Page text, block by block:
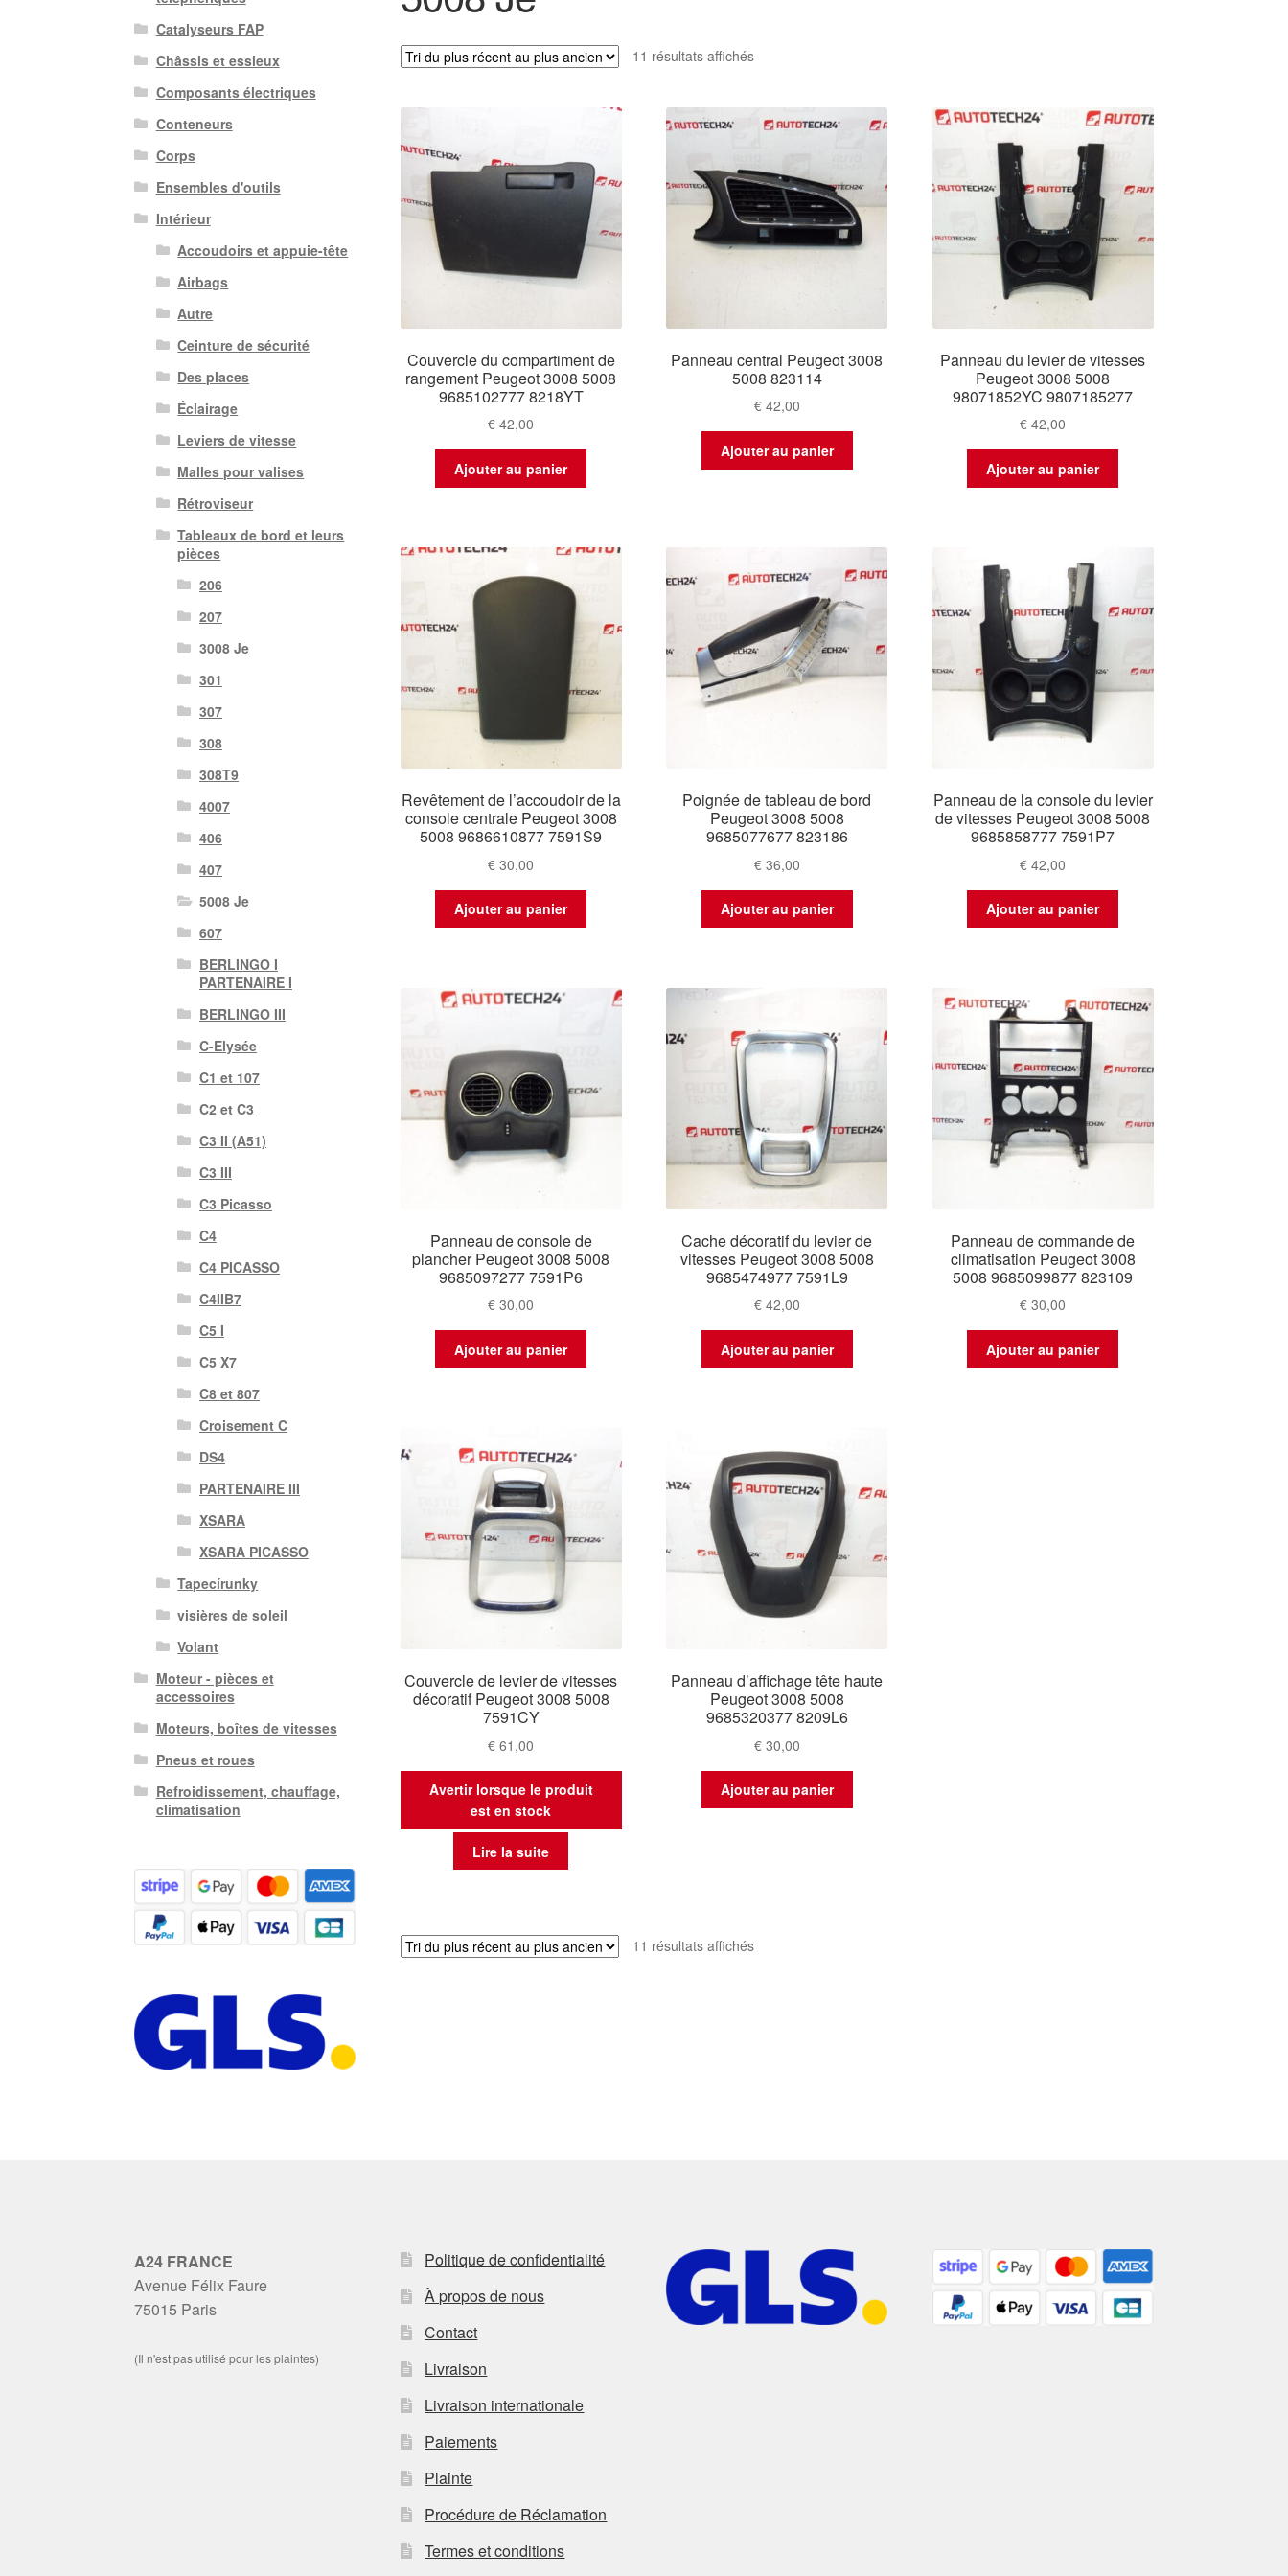
11 résultats affichésTrié
récent
ancien
Couvercle du compartiment de
rangement Peugeot 3008 5008
9685102777 8218YT
€ 42,00
Ajouter au panier
Panneau central Peugeot 3008
5008 823114
€42,00
Ajouter au panier
Panneau du levier de vitesses
Peugeot 3008 5008
98071852YC 9807185277
€ 42,00
Ajouter au panier
Revêtement de l’accoudoir de la
console centrale Peugeot 3008
5008 9686610877 7591S9
€ 30,00
Ajouter au panier
Poignée de tableau de bord
Peugeot 3008 5008
9685077677 823186
€36,00
Ajouter au panier
Panneau de la console du levier
de vitesses Peugeot 3008 5008
9685858777 7591P7
€ 42,00
Ajouter au panier
Panneau de console de
plancher Peugeot 3008 5008
9685097277 7591P6
€ 30,00
Ajouter au panier
Cache décoratif du levier de
vitesses Peugeot 3008 5008
9685474977 7591L9
€42,00
Ajouter au panier
Panneau de commande de
climatisation Peugeot 3008
5008 9685099877 823109
€ 30,00
Ajouter au panier
Couvercle de levier de vitesses
décoratif Peugeot 3008 5008
7591CY
€ 61,00
Avertir lorsque le produit
est en stock
Lire la suite
Panneau d’affichage tête haute
Peugeot 3008 5008
9685320377 8209L6
€30,00
Ajouter au panier
11 résultats affichésTrié
Catalyseurs FAP
Châssis et essieux
Composants électriques
Conteneurs
Corps
Ensembles d'outils
Intérieur
Accoudoirs et appuie-tête
Airbags
Autre
Ceinture de sécurité
Des places
Éclairage
Leviers de vitesse
Malles pour valises
Rétroviseur
Tableaux de bord et leurs
pièces
206
207
3008 Je
301
307
308
308T9
4007
406
407
5008 Je
607
BERLINGO I
PARTENAIRE I
BERLINGO III
C-Elysée
C1 et 107
C2 et C3
C3 II (A51)
C3 III
C3 Picasso
C4
C4 PICASSO
C4IIB7
C5 I
C5 X7
C8 et 807
Croisement C
DS4
PARTENAIRE III
XSARA
XSARA PICASSO
Tapecírunky
visières de soleil
Volant
Moteur - pièces et
accessoires
Moteurs, boîtes de vitesses
Pneus et roues
Refroidissement, chauffage,
climatisation
A24 FRANCE
Avenue Félix Faure
75015 Paris
(Il n'est pas utilisé pour les plaintes)
Politique de confidentialité
À propos de nous
Contact
Livraison
Livraison internationale
Paiements
Plainte
Procédure de Réclamation
Termes et conditions